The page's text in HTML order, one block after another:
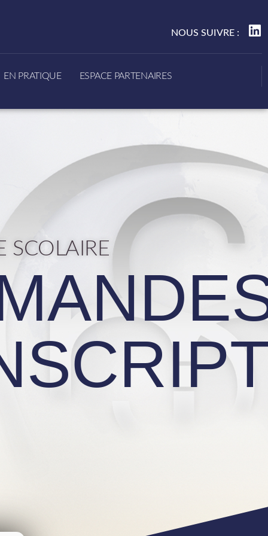
NOUS SUIVRE :
EN PRATIQUE ESPACE PARTENAIRES
SCOLAIRE